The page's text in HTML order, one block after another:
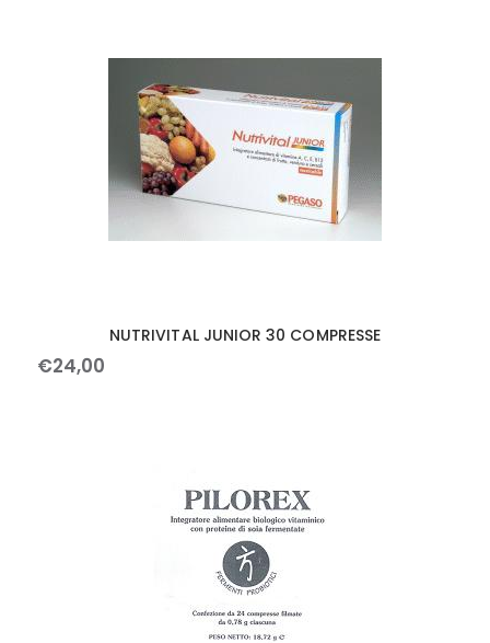
NUTRIVITAL JUNIOR 30 COMPRESSE
€24,00